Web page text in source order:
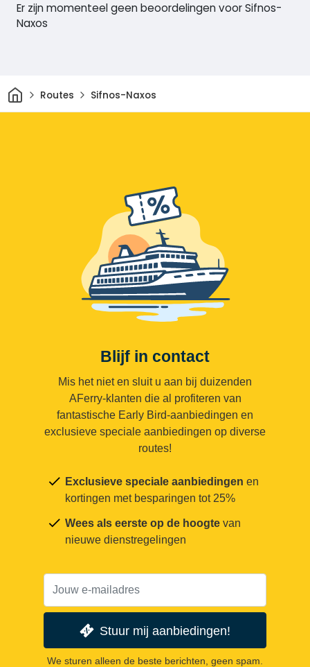
Er zijn momenteel geen beoordelingen voor Sifnos-
Naxos
ThuisRoutes Sifnos-Naxos
Blijf in contact
Mis het niet en sluit u aan bij duizenden
AFerry-klanten die al profiteren van
fantastische Early Bird-aanbiedingen en
exclusieve speciale aanbiedingen op diverse
routes!
Exclusieve speciale aanbiedingen en
kortingen met besparingen tot 25%
Wees als eerste op de hoogte van
nieuwe dienstregelingen
Stuur mij aanbiedingen!
We sturen alleen de beste berichten, geen spam.